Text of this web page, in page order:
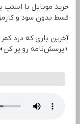
قسط بدون سود و
آخرین باری که درد
◗پرسش‌نامه رو پر کن◖